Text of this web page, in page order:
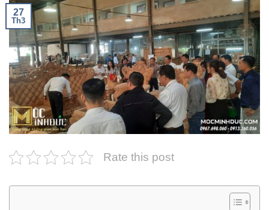
27
Th3
Rate this post